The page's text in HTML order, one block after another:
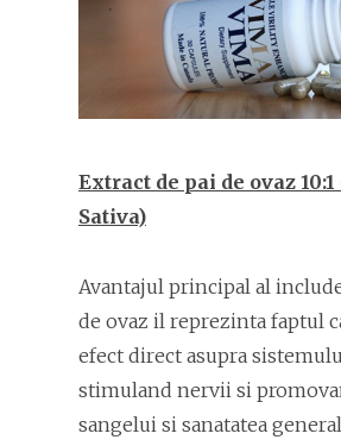
Extract de pai de ovaz
Sativa)
Avantajul principal al
de ovaz il reprezinta faptul
efect direct asupra
stimuland nervii si
sangelui si sanatatea